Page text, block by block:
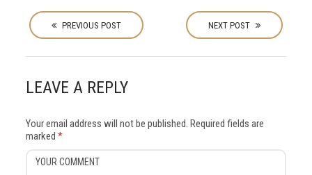
o
s
t
a
i
PREVIOUS POST NEXT POST
LEAVE A REPLY
Your email address will not be published. Required fields are
marked *